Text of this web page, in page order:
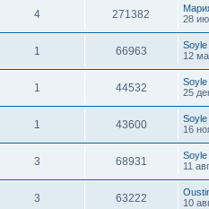
4 271382
28
1 66963
Soyle
12
1 44532
Soyle
25
1 43600
Soyle
16
3 68931
Soyle
11
3 63222
10